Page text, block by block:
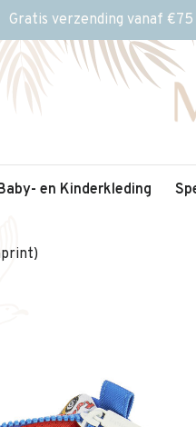
Gratis verzending vanaf
en Kinderkleding